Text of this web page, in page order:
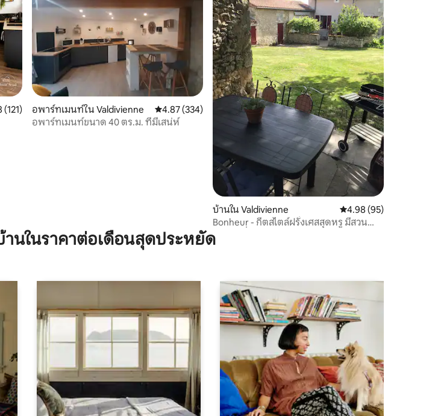
ฉลี่ย 4.88 จาก 5, 121 รีวิว
(121)
อพาร์ทเมนท์ใน Valdivienne คะแนนเฉลี่ย 4.87 จาก 5, 334 รีวิว
4.87 (334)
อพาร์ทเมนท์ขนาด 40 ตร.ม. ที่มีเสน่ห์
บ้านใน Valdivienne คะแนนเฉลี่ย 4.98 จาก
4.98 (95)
Bonheur - กีตสไตล์ฝรั่งเศสสุดหรู มีสวน
ส่วนตัวที่ปลอดภัย
นในราคาต่อเดือนสุดประหยัด